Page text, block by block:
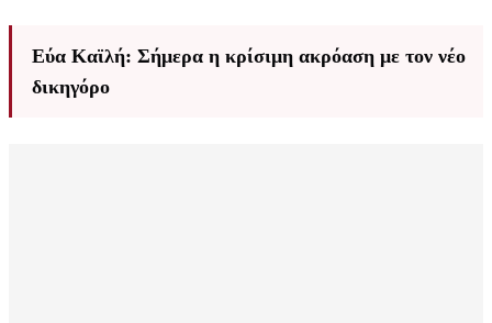
Εύα Καϊλή: Σήμερα η κρίσιμη ακρόαση με τον νέο
δικηγόρο